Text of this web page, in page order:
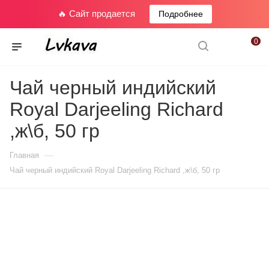
🔥 Сайт продается Подробнее
0
Чай черный индийский
Royal Darjeeling Richard
,ж\б, 50 гр
Главная —
Чай черный индийский Royal Darjeeling Richard ,ж\б, 50 гр